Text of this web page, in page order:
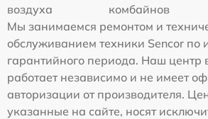
воздуха
комбайнов
Мы занимаемся ремонтом и
обслуживанием техники Sencor по
гарантийного периода. Наш центр
работает независимо и не имеет
авторизации от производителя.
указанные на сайте, носят